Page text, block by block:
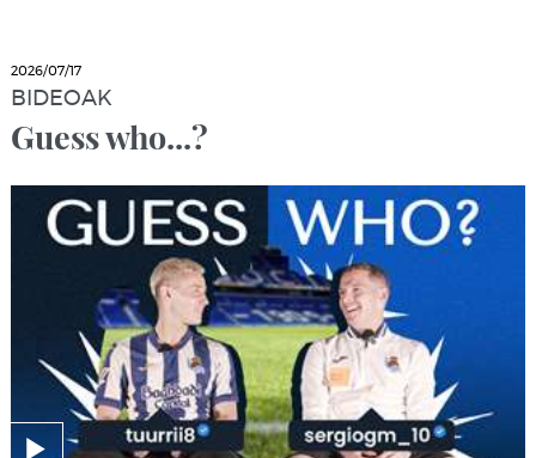
2026/07/17
BIDEOAK
Guess who...?